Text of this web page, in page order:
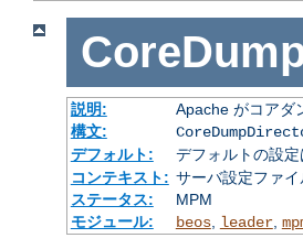
説明:
Apache がコアダ
構文:
デフォルト:
デフォルトの設
コンテキスト: サーバ設定ファイ
ステータス:
MPM
モジュール:
beos, leader,